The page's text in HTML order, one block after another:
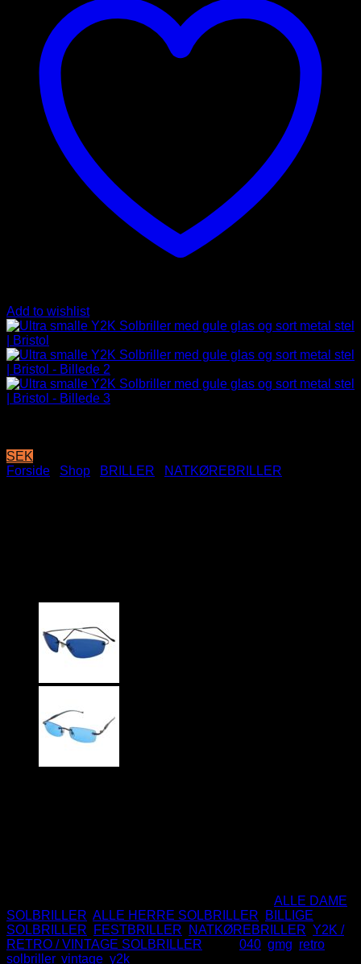
Add to wishlist
SEK
Forside
Shop BRILLER NATKØREBRILLER
ALLE DAME
SOLBRILLER ALLE HERRE SOLBRILLER
BILLIGE
SOLBRILLER
FESTBRILLER NATKØREBRILLER Y2K /
RETRO / VINTAGE SOLBRILLER
040 gmg retro
solbriller, vintage y2k